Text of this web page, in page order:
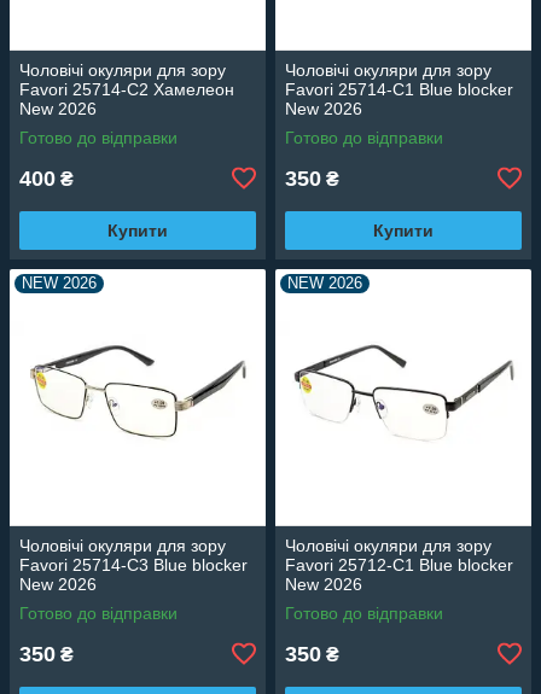
Чоловічі окуляри для зору
Favori 25714-C2 Хамелеон
New 2026
Готово до відправки
400 ₴
Купити
Чоловічі окуляри для зору
Favori 25714-C1 Blue blocker
New 2026
Готово до відправки
350 ₴
Купити
NEW 2026
Чоловічі окуляри для зору
Favori 25714-C3 Blue blocker
New 2026
Готово до відправки
350 ₴
NEW 2026
Чоловічі окуляри для зору
Favori 25712-C1 Blue blocker
New 2026
Готово до відправки
350 ₴